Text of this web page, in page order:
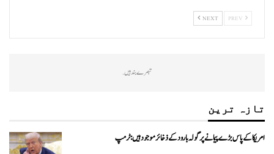
NEXT
تبصرے بند ہیں.
تازہ ترین
امریکا کے پاس بڑے پیمانے پر گولہ بارود کے ذخائر موجود ہیں: ٹرمپ